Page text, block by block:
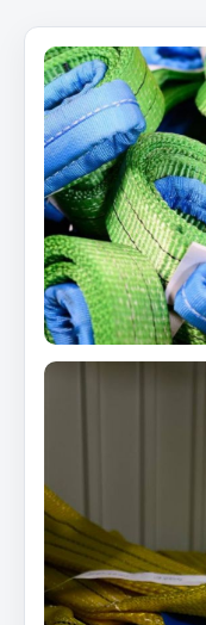
Весь раздел
Отопители
Автономные
Жидкостные
Отопители салона
Подогреватели
Весь раздел
Автокаталоги
Аксессуары
Аптечки и знаки
Брызговики